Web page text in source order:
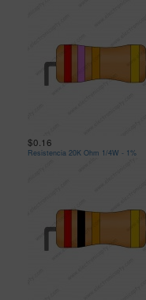
$0.16
Resistencia 20K Ohm 1/4W - 1%